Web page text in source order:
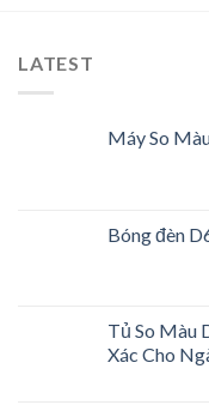
LATEST
Máy So
Bóng đèn
Tủ So Màu
Xác Cho